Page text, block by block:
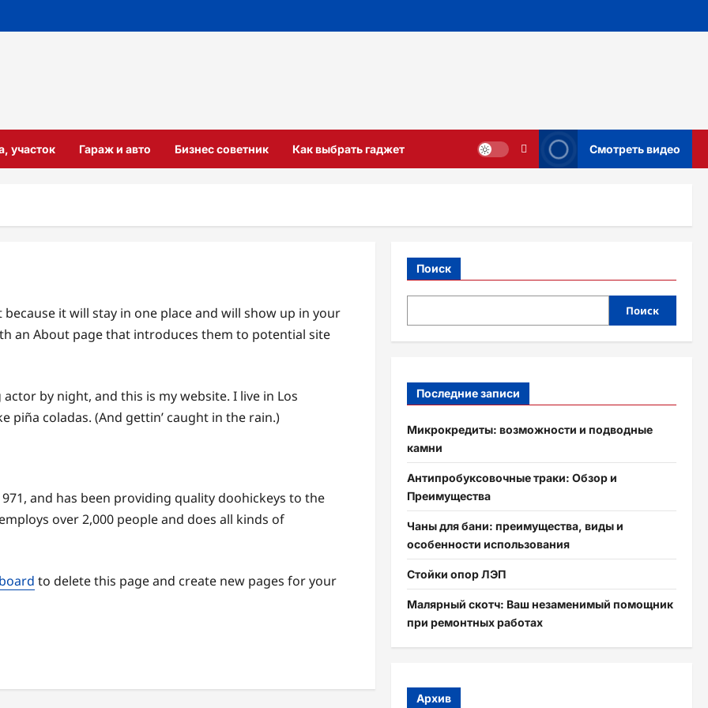
участок Гараж и авто Бизнес советник Как выбрать гаджет Смотреть видео
it will stay in one place and will show up in your
an About page that introduces them to potential site
by night, and this is my website. I live in Los
piña coladas. (And gettin’ caught in the rain.)
and has been providing quality doohickeys to the
over 2,000 people and does all kinds of
to delete this page and create new pages for your
Поиск
Поиск
Последние записи
Микрокредиты: возможности и подводные
камни
Антипробуксовочные траки: Обзор и
Преимущества
Чаны для бани: преимущества, виды и
особенности использования
Стойки опор ЛЭП
Малярный скотч: Ваш незаменимый помощник
при ремонтных работах
Архив